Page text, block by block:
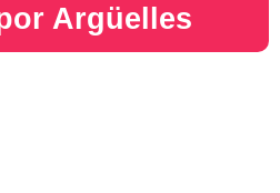
Argüelles​